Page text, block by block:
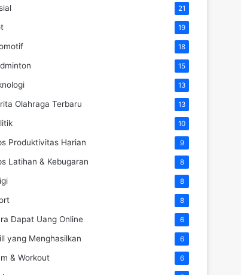
21
19
18
15
13
Olahraga Terbaru 13
10
Produktivitas Harian 9
Latihan & Kebugaran 8
8
8
Dapat Uang Online 6
yang Menghasilkan 6
& Workout 6